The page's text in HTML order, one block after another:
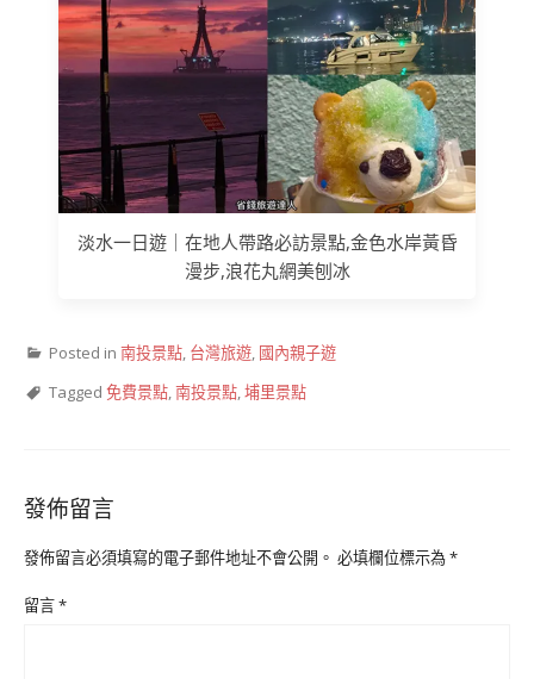
淡水一日遊｜在地人帶路必訪景點,金色水岸黃昏
漫步,浪花丸網美刨冰
Posted in 南投景點, 台灣旅遊, 國內親子遊
Tagged 免費景點,南投景點,埔里景點
發佈留言
發佈留言必須填寫的電子郵件地址不會公開。 必填欄位標示為*
留言*